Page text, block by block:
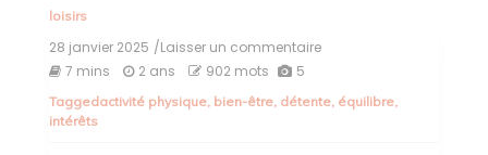
loisirs
28 janvier 2025 /Laisser un commentaireon
des
7 mins 2 ans 902 mots 5
Taggedactivité physique, bien-être, détente, équilibre,
intérêts